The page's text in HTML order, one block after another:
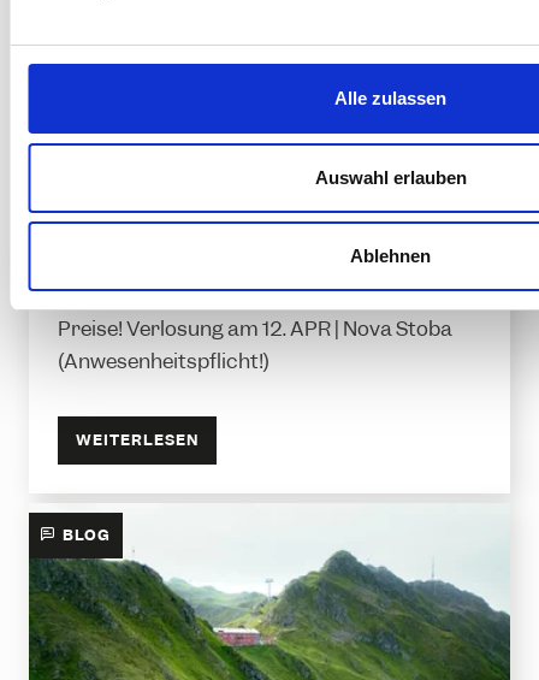
Alle zulassen
Auswahl erlauben
Ablehnen
Großes Winter-Gewinnspiel
date
07.09.2025
Gewinne € 10.000,- und weitere mega
Preise! Verlosung am 12. APR | Nova Stoba
(Anwesenheitspflicht!)
WEITERLESEN
BLOG